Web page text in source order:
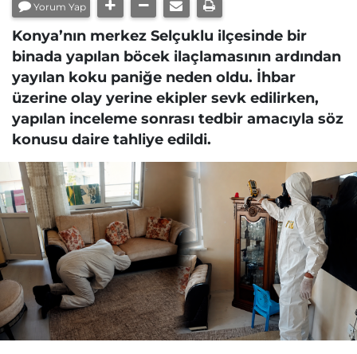
Yorum Yap
Konya’nın merkez Selçuklu ilçesinde bir
binada yapılan böcek ilaçlamasının ardından
yayılan koku paniğe neden oldu. İhbar
üzerine olay yerine ekipler sevk edilirken,
yapılan inceleme sonrası tedbir amacıyla söz
konusu daire tahliye edildi.